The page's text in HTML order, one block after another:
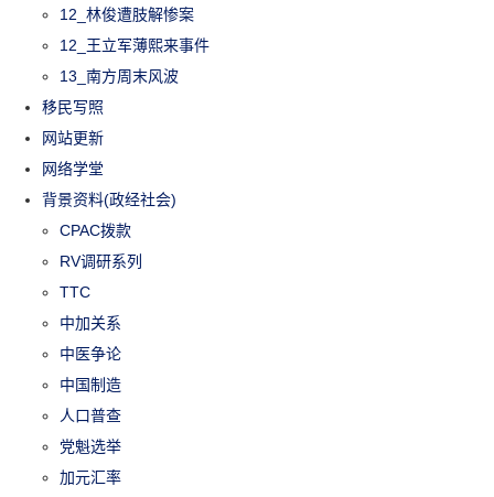
12_林俊遭肢解惨案
12_王立军薄熙来事件
13_南方周末风波
移民写照
网站更新
网络学堂
背景资料(政经社会)
CPAC拨款
RV调研系列
TTC
中加关系
中医争论
中国制造
人口普查
党魁选举
加元汇率